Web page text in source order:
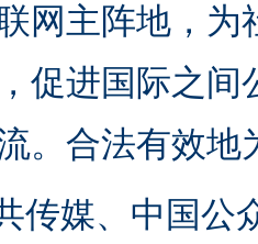
网主阵地，
促进国际之
。合法有效地
传媒、中国公